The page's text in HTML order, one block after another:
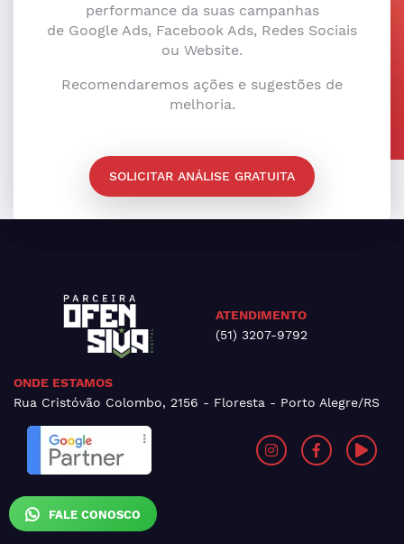
FALE CONOSCO
performance da suas campanhas
de Google Ads, Facebook Ads, Redes Sociais
ou Website.
Recomendaremos ações e sugestões de
melhoria.
SOLICITAR ANÁLISE GRATUITA
ATENDIMENTO
(51) 3207-9792
ONDE ESTAMOS
Rua Cristóvão Colombo, 2156 - Floresta - Porto Alegre/RS